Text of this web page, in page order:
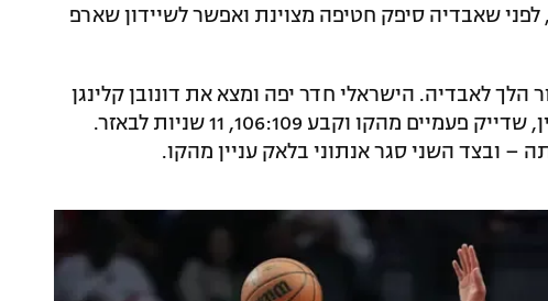
דקות לבאזר, לפני שאבדיה סיפק חטיפה מצוינת ואפשר לשיידון שארפ
הלך לאבדיה. הישראלי חדר יפה ומצא את דונובן קלינגן
מתחת לסל, אך הסנטר נחסם על ידי ביין, שדייק פעמיים מהקו וקבע 106:109, 11 שניות לבאזר.
ובצד השני סגר אנתוני בלאק עניין מהקו.